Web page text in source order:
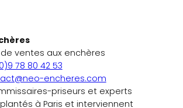
ventes aux enchères
78 80 42 53
encheres.com
priseurs et experts
à Paris et interviennent